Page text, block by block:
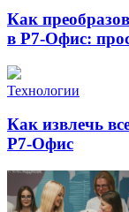
Как
в Р7-Офис:
Технологии
Как извлечь
Р7-Офис